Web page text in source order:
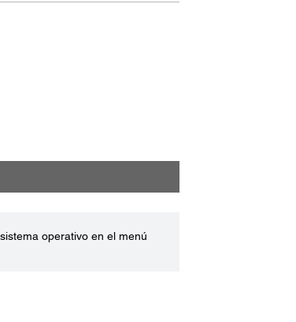
operativo en el menú